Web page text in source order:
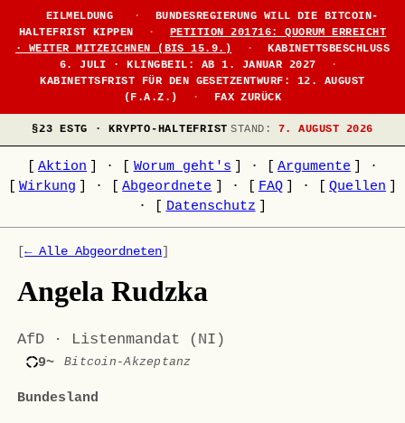
EILMELDUNG ·
BUNDESREGIERUNG WILL DIE BITCOIN-
HALTEFRIST KIPPEN
·
PETITION 201716: QUORUM ERREICHT
· WEITER MITZEICHNEN (BIS 15.9.)
·
KABINETTSBESCHLUSS
6. JULI · KLINGBEIL: AB 1. JANUAR 2027
·
KABINETTSFRIST FÜR DEN GESETZENTWURF: 12. AUGUST
(F.A.Z.)
· FAX ZURÜCK
§23 ESTG · KRYPTO-HALTEFRIST STAND: 7. AUGUST 2026
Aktion · Worum geht's · Argumente
·
Wirkung · Abgeordnete · FAQ · Quellen
·
Datenschutz
[← Alle Abgeordneten]
Angela Rudzka
AfD · Listenmandat (NI)
9~ Bitcoin-Akzeptanz
Bundesland